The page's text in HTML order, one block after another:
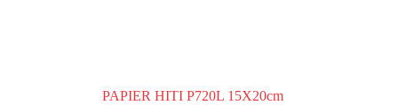
PAPIER HITI P720L 15X20cm